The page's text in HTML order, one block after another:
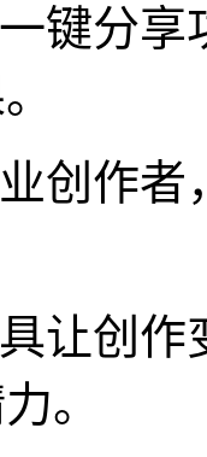
键分
创作
让创
。